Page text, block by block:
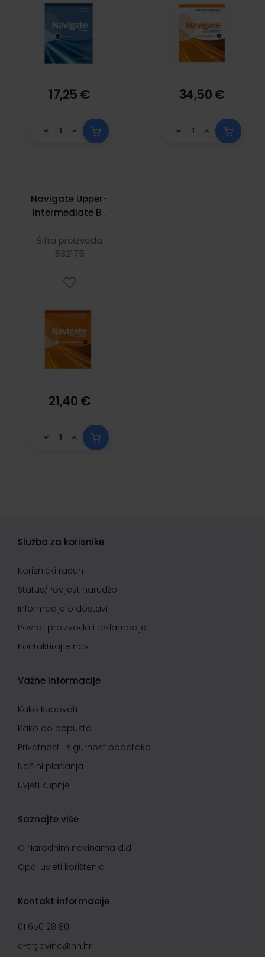
17,25 € 34,50 €
Navigate Upper-
Intermediate B2
(with key)
Šifra proizvoda
532175
21,40 €
Služba za korisnike
Korisnički račun
Status/Povijest narudžbi
Informacije o dostavi
Povrat proizvoda i reklamacije
Kontaktirajte nas
Važne informacije
Kako kupovati
Kako do popusta
Privatnost i sigurnost podataka
Načini plaćanja
Uvjeti kupnje
Saznajte više
O Narodnim novinama d.d.
Opći uvjeti korištenja
Kontakt informacije
01 650 28 80
e-trgovina@nn.hr